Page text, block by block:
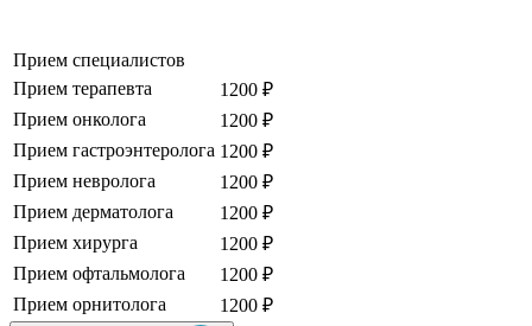
Прием специалистов
Прием терапевта
1200 ₽
Прием онколога
1200 ₽
Прием гастроэнтеролога 1200 ₽
Прием невролога
1200 ₽
Прием дерматолога
1200 ₽
Прием хирурга
1200 ₽
Прием офтальмолога
1200 ₽
Прием орнитолога
1200 ₽